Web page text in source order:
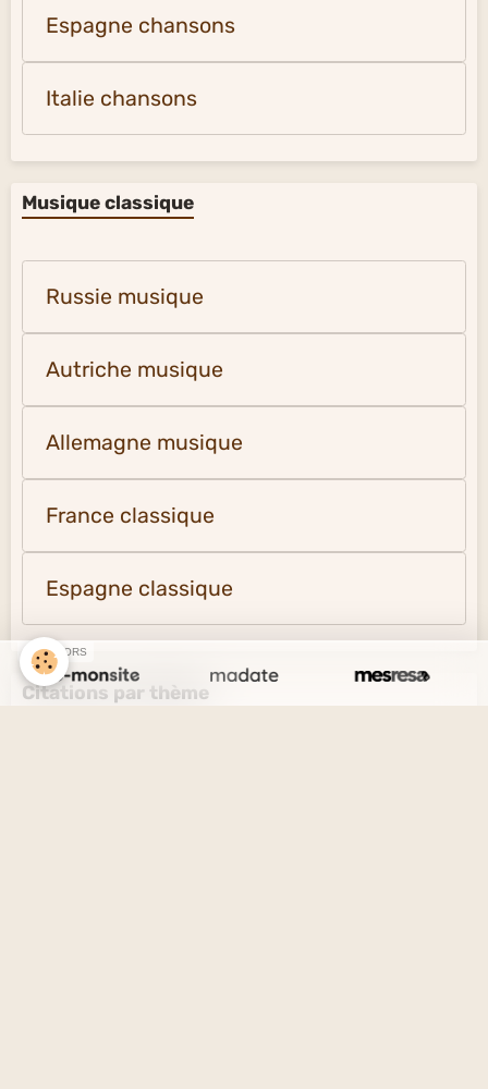
Espagne chansons
Italie chansons
Musique classique
Russie musique
Autriche musique
Allemagne musique
France classique
Espagne classique
Citations par thème
SPONSORS